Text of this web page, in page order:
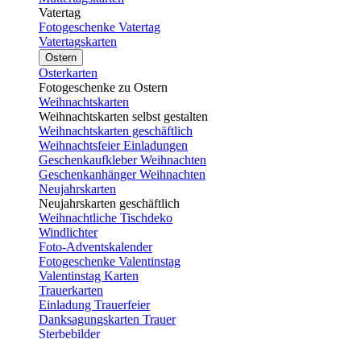
Vatertag
Fotogeschenke Vatertag
Vatertagskarten
Ostern
Osterkarten
Fotogeschenke zu Ostern
Weihnachtskarten
Weihnachtskarten selbst gestalten
Weihnachtskarten geschäftlich
Weihnachtsfeier Einladungen
Geschenkaufkleber Weihnachten
Geschenkanhänger Weihnachten
Neujahrskarten
Neujahrskarten geschäftlich
Weihnachtliche Tischdeko
Windlichter
Foto-Adventskalender
Fotogeschenke Valentinstag
Valentinstag Karten
Trauerkarten
Einladung Trauerfeier
Danksagungskarten Trauer
Sterbebilder